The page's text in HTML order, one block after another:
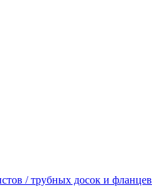
/ трубных досок и фланцев